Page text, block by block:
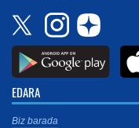
EDARA
Biz barada